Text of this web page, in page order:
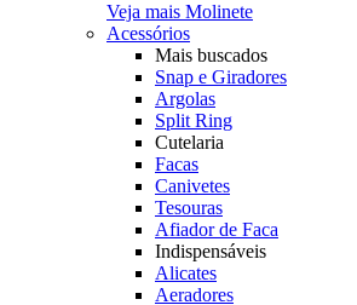
Veja mais Molinete
Acessórios
Mais buscados
Snap e Giradores
Argolas
Split Ring
Cutelaria
Facas
Canivetes
Tesouras
Afiador de Faca
Indispensáveis
Alicates
Aeradores